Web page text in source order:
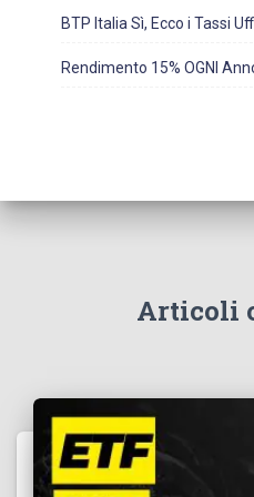
BTP Italia Sì, Ecco i Tassi
Rendimento 15% OGNI
Articoli